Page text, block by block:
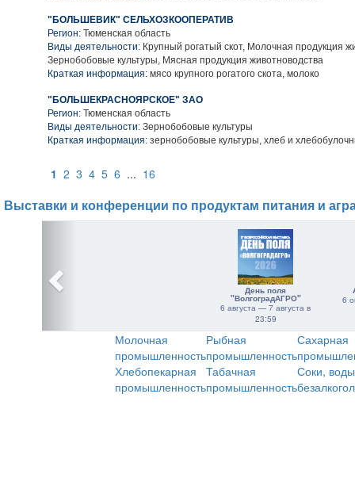
"БОЛЬШЕВИК" СЕЛЬХОЗКООПЕРАТИВ
Регион: Тюменская область
Виды деятельности: Крупный рогатый скот, Молочная продукция
Зернобобовые культуры, Мясная продукция животноводства
Краткая информация: мясо крупного рогатого скота, молоко
"БОЛЬШЕКРАСНОЯРСКОЕ" ЗАО
Регион: Тюменская область
Виды деятельности: Зернобобовые культуры
Краткая информация: зернобобовые культуры, хлеб и
1 2 3 4 5 6 ... 16
Выставки и конференции по продуктам питания и
День поля
"ВолгоградАГРО"
6 августа — 7 августа в
23:59
6
Молочная
промышленность
Рыбная
промышленность
Сахарная
Хлебопекарная
промышленность
Табачная
промышленность
Соки,